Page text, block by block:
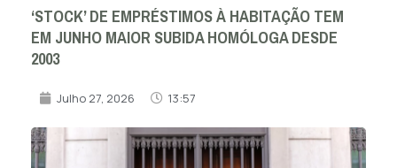
‘STOCK’ DE EMPRÉSTIMOS À HABITAÇÃO TEM
EM JUNHO MAIOR SUBIDA HOMÓLOGA DESDE
2003
Julho 27, 2026 13:57